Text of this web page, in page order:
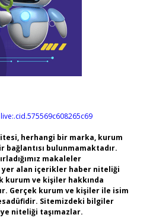
live:.cid.575569c608265c69
herhangi bir marka, kurum
bağlantısı bulunmamaktadır.
makaleler
yer alan içerikler haber niteliği
kurum ve kişiler hakkında
Gerçek kurum ve kişiler ile isim
Sitemizdeki bilgiler
niteliği taşımazlar.